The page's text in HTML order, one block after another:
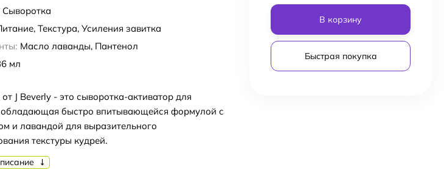
Сыворотка
Текстура, Усиления завитка
Масло лаванды, Пантенол
мл
J Beverly - это сыворотка-активатор для
обладающая быстро впитывающейся формулой с
и лавандой для выразительного
текстуры кудрей.
В корзину
Быстрая покупка